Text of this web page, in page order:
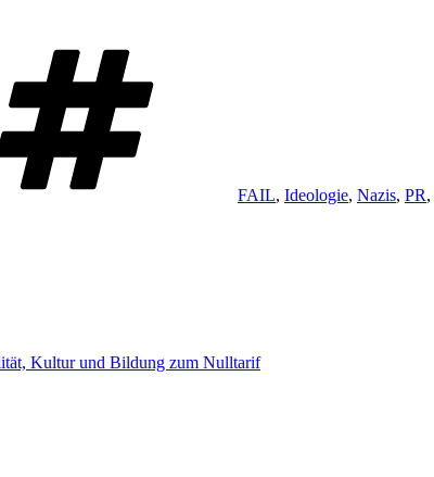
FAIL, Ideologie, Nazis, PR,
Kultur und Bildung zum Nulltarif